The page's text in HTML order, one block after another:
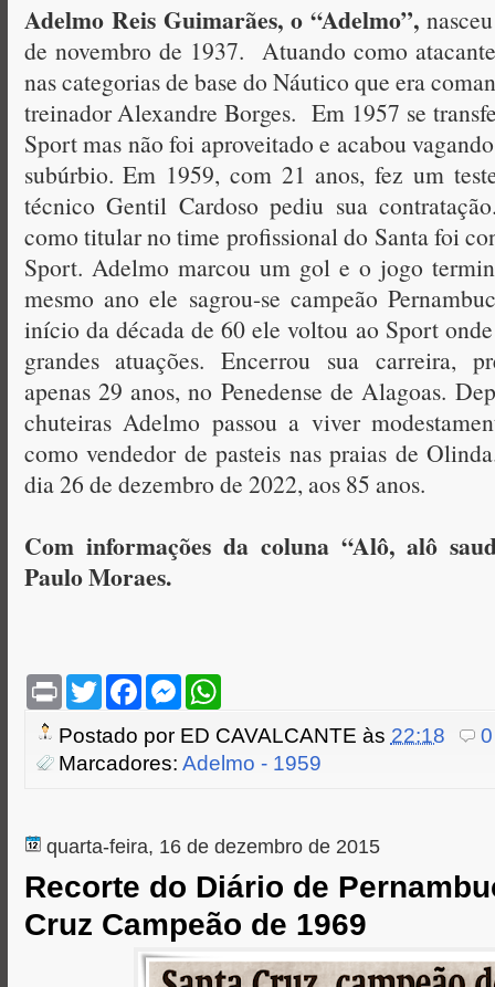
Adelmo Reis Guimarães, o “Adelmo”,
de novembro de 1937. Atuando como
nas categorias de base do Náutico que era
treinador Alexandre Borges. Em 1957 se
Sport mas não foi aproveitado e acabou
subúrbio. Em 1959, com 21 anos, fez um
técnico Gentil Cardoso pediu sua
como titular no time profissional do Santa foi
Sport. Adelmo marcou um gol e o jogo
mesmo ano ele sagrou-se campeão
início da década de 60 ele voltou ao Sport
grandes atuações. Encerrou sua carreira,
apenas 29 anos, no Penedense de Alagoas.
chuteiras Adelmo passou a viver
como vendedor de pasteis nas praias de
dia 26 de dezembro de 2022, aos 85 anos.
Com informações da coluna “Alô, alô
Paulo Moraes.
P
n
t
T
w
t
e
F
e
o
M
s
e
n
W
t
s
A
Postado por ED CAVALCANTE às 22:18
Marcadores: Adelmo - 1959
quarta-feira, 16 de dezembro de 2015
Recorte do Diário de
Cruz Campeão de 1969